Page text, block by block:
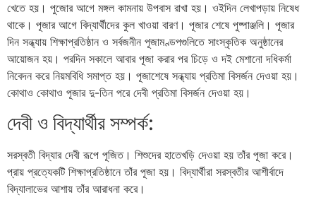
খেতে হয়। পুজোর আগে মঙ্গল কামনায় উপবাস রাখা হয়। ওইদিন লেখাপড়ায় নিষেধ
থাকে। পূজার আগে বিদ্যার্থীদের কুল খাওয়া বারণ। পূজার শেষে পুষ্পাঞ্জলি। পূজার
দিন সন্ধ্যায় শিক্ষাপ্রতিষ্ঠান ও সর্বজনীন পূজামণ্ডপগুলিতে সাংস্কৃতিক অনুষ্ঠানের
আয়োজন হয়। পরদিন সকালে আবার পূজা করার পর চিড়ে ও দই মেশানো দধিকর্মা
নিবেদন করে নিয়মবিধি সমাপ্ত হয়। পূজাশেষে সন্ধ্যায় প্রতিমা বিসর্জন দেওয়া হয়।
কোথাও কোথাও পূজার দু-তিন পরে দেবী প্রতিমা বিসর্জন দেওয়া হয়।
দেবী ও বিদ্যার্থীর সম্পর্ক:
সরস্বতী বিদ্যার দেবী রূপে পূজিত। শিশুদের হাতেখড়ি দেওয়া হয় তাঁর পূজা করে।
প্রায় প্রত্যেকটি শিক্ষাপ্রতিষ্ঠানে তাঁর পূজা হয়। বিদ্যার্থীরা সরস্বতীর আশীর্বাদে
বিদ্যালাভের আশায় তাঁর আরাধনা করে।